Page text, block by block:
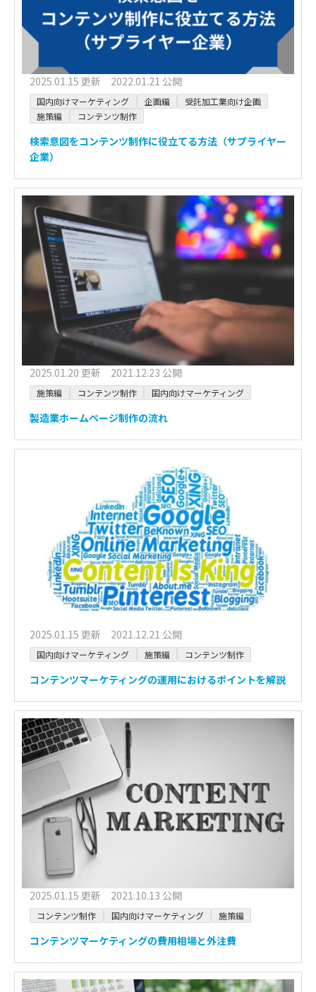
2025.01.15 更新 2022.01.21 公開
国内向けマーケティング 企画編
受託加工業向け企画
施策編
コンテンツ制作
検索意図をコンテンツ制作に役立てる方法（サプライヤー
企業）
2025.01.20 更新 2021.12.23 公開
施策編 コンテンツ制作 国内向けマーケティング
製造業ホームページ制作の流れ
2025.01.15 更新 2021.12.21 公開
国内向けマーケティング 施策編 コンテンツ制作
コンテンツマーケティングの運用におけるポイントを解説
2025.01.15 更新 2021.10.13 公開
コンテンツ制作 国内向けマーケティング 施策編
コンテンツマーケティングの費用相場と外注費